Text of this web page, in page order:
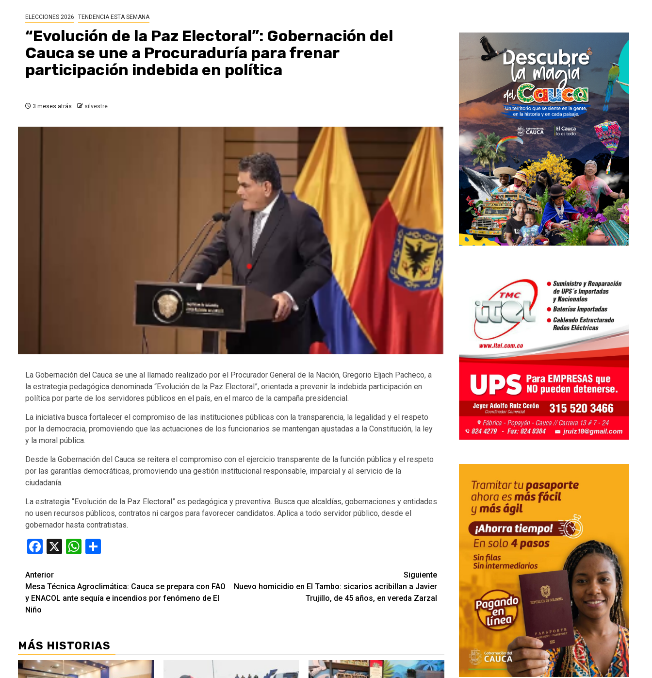
ELECCIONES 2026 TENDENCIA ESTA SEMANA
“Evolución de la Paz Electoral”: Gobernación del
Cauca se une a Procuraduría para frenar
participación indebida en política
3 meses atrás silvestre
La Gobernación del Cauca se une al llamado realizado por el Procurador General de la Nación, Gregorio Eljach Pacheco, a
la estrategia pedagógica denominada “Evolución de la Paz Electoral”, orientada a prevenir la indebida participación en
política por parte de los servidores públicos en el país, en el marco de la campaña presidencial.
La iniciativa busca fortalecer el compromiso de las instituciones públicas con la transparencia, la legalidad y el respeto
por la democracia, promoviendo que las actuaciones de los funcionarios se mantengan ajustadas a la Constitución, la ley
y la moral pública.
Desde la Gobernación del Cauca se reitera el compromiso con el ejercicio transparente de la función pública y el respeto
por las garantías democráticas, promoviendo una gestión institucional responsable, imparcial y al servicio de la
ciudadanía.
La estrategia “Evolución de la Paz Electoral” es pedagógica y preventiva. Busca que alcaldías, gobernaciones y entidades
no usen recursos públicos, contratos ni cargos para favorecer candidatos. Aplica a todo servidor público, desde el
gobernador hasta contratistas.
Facebook
X WhatsApp
Seguir
leyendo
Anterior
Mesa Técnica Agroclimática: Cauca se prepara con FAO
y ENACOL ante sequía e incendios por fenómeno de El
Niño
Siguiente
Nuevo homicidio en El Tambo: sicarios acribillan a Javier
Trujillo, de 45 años, en vereda Zarzal
MÁS HISTORIAS